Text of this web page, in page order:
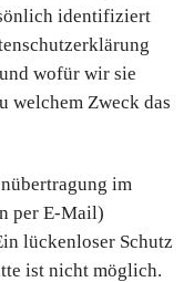
identifiziert
wofür wir sie
welchem Zweck das
im
per E-Mail)
lückenloser Schutz
ist nicht möglich.